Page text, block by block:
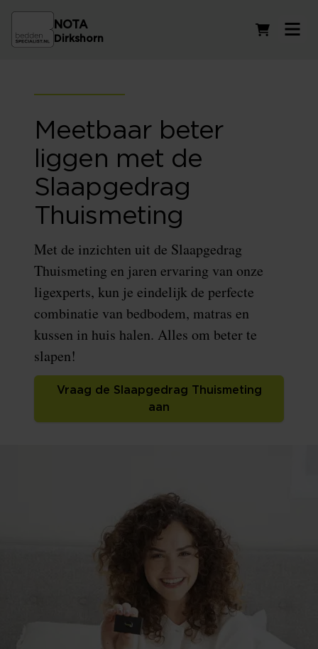
NOTA
Dirkshorn
Meetbaar beter
liggen met de
Slaapgedrag
Thuismeting
Met de inzichten uit de Slaapgedrag
Thuismeting en jaren ervaring van onze
ligexperts, kun je eindelijk de perfecte
combinatie van bedbodem, matras en
kussen in huis halen. Alles om beter te
slapen!
Vraag de Slaapgedrag Thuismeting
aan